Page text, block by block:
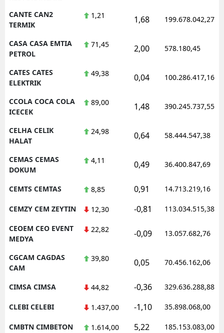
CANTE CAN2
TERMIK
1,21 1,68 199.678.042,27
CASA CASA EMTIA
PETROL
71,45 2,00 578.180,45
CATES CATES
ELEKTRIK
49,38 0,04 100.286.417,16
CCOLA COCA COLA
ICECEK
89,00 1,48 390.245.737,55
CELHA CELIK
HALAT
24,98 0,64 58.444.547,38
CEMAS CEMAS
DOKUM
4,11 0,49 36.400.847,69
CEMTS CEMTAS 8,85 0,91 14.713.219,16
CEMZY CEM ZEYTIN 12,30 -0,81 113.034.515,38
CEOEM CEO EVENT
MEDYA
22,82 -0,09 13.057.682,76
CGCAM CAGDAS
CAM
39,80 0,05 70.456.162,06
CIMSA CIMSA 44,82 -0,36 329.636.288,88
CLEBI CELEBI 1.437,00 -1,10 35.898.068,00
CMBTN CIMBETON 1.614,00 5,22 185.153.083,00